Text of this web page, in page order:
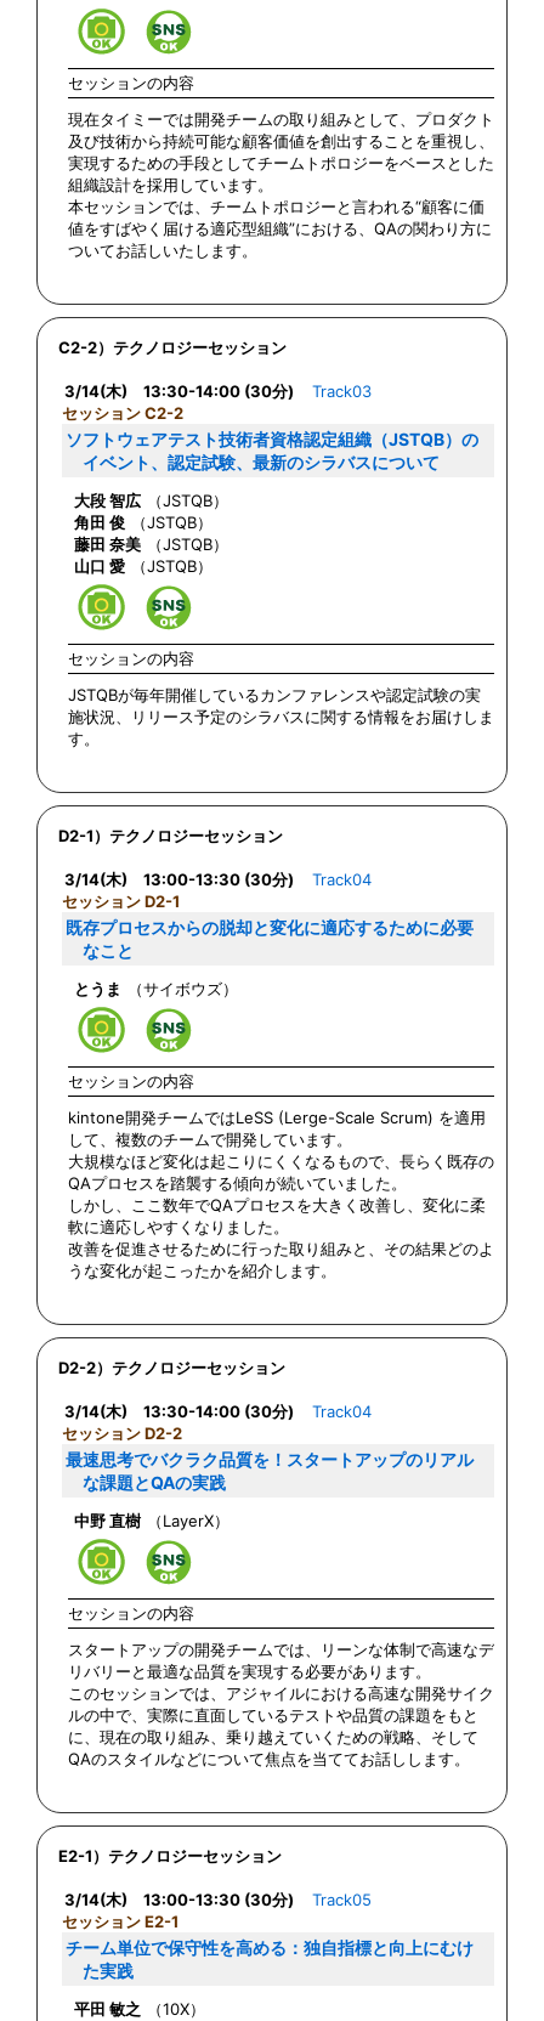
セッションの内容
現在タイミーでは開発チームの取り組みとして、プロダクト
及び技術から持続可能な顧客価値を創出することを重視し、
実現するための手段としてチームトポロジーをベースとした
組織設計を採用しています。
本セッションでは、チームトポロジーと言われる“顧客に価
値をすばやく届ける適応型組織”における、QAの関わり方に
ついてお話しいたします。
C2-2）テクノロジーセッション
3/14(木) 13:30-14:00 (30分)
Track03
セッション C2-2
ソフトウェアテスト技術者資格認定組織（JSTQB）の
イベント、認定試験、最新のシラバスについて
大段 智広
（JSTQB）
角田 俊
（JSTQB）
藤田 奈美
（JSTQB）
山口 愛
（JSTQB）
セッションの内容
JSTQBが毎年開催しているカンファレンスや認定試験の実
施状況、リリース予定のシラバスに関する情報をお届けしま
す。
D2-1）テクノロジーセッション
3/14(木) 13:00-13:30 (30分)
Track04
セッション D2-1
既存プロセスからの脱却と変化に適応するために必要
なこと
とうま （サイボウズ）
セッションの内容
kintone開発チームではLeSS (Lerge-Scale Scrum) を適用
して、複数のチームで開発しています。
大規模なほど変化は起こりにくくなるもので、長らく既存の
QAプロセスを踏襲する傾向が続いていました。
しかし、ここ数年でQAプロセスを大きく改善し、変化に柔
軟に適応しやすくなりました。
改善を促進させるために行った取り組みと、その結果どのよ
うな変化が起こったかを紹介します。
D2-2）テクノロジーセッション
3/14(木) 13:30-14:00 (30分)
Track04
セッション D2-2
最速思考でバクラク品質を！スタートアップのリアル
な課題とQAの実践
中野 直樹 （LayerX）
セッションの内容
スタートアップの開発チームでは、リーンな体制で高速なデ
リバリーと最適な品質を実現する必要があります。
このセッションでは、アジャイルにおける高速な開発サイク
ルの中で、実際に直面しているテストや品質の課題をもと
に、現在の取り組み、乗り越えていくための戦略、そして
QAのスタイルなどについて焦点を当ててお話しします。
E2-1）テクノロジーセッション
3/14(木) 13:00-13:30 (30分)
Track05
セッション E2-1
チーム単位で保守性を高める：独自指標と向上にむけ
た実践
平田 敏之 （10X）